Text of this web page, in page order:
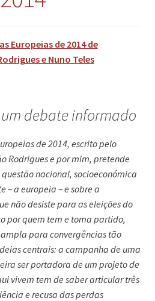
Europeias de 2014 de
e Nuno Teles
debate informado
de 2014, escrito pelo
Rodrigues e por mim, pretende
nacional, socioeconómica
a europeia – e sobre a
não desiste para as eleições do
por quem tem e toma partido,
para convergências tão
centrais: a campanha de uma
ser portadora de um projeto de
vivem tem de saber articular três
e recusa das perdas